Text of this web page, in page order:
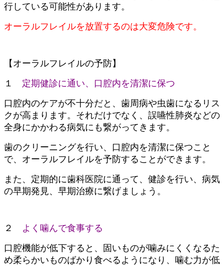
行している可能性があります。
オーラルフレイルを放置するのは大変危険です。
【 オーラルフレイルの予防】
１ 定期健診に通い、口腔内を清潔に保つ
口腔内のケアが不十分だと、歯周病や虫歯になるリス
クが高まります。 それだけでなく、 誤嚥性肺炎などの
全身にかかわる病気にも繋がってきます。
歯のクリーニングを行い、口腔内を清潔に保つこと
で、オーラルフレイルを予防することができます。
また、 定期的に歯科医院に通って、健診を行い、病気
の早期発見、早期治療に繋げましょう。
２ よく噛んで食事する
口腔機能が低下すると、固いものが噛みにくくなるた
め柔らかいものばかり食べるようになり、噛む力が低